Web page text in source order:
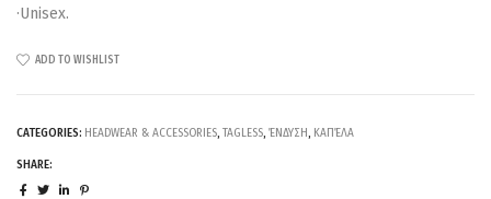
·Unisex.
ADD TO WISHLIST
CATEGORIES: HEADWEAR & ACCESSORIES, TAGLESS, ΈΝΔΥΣΗ, ΚΑΠΈΛΑ
SHARE: